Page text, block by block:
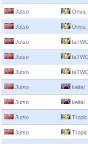
Jutso Onva
Jutso Onva
Jutso
Jutso
Jutso
Jutso kaitai
Jutso kaitai
Jutso Tropic
Jutso Tropic